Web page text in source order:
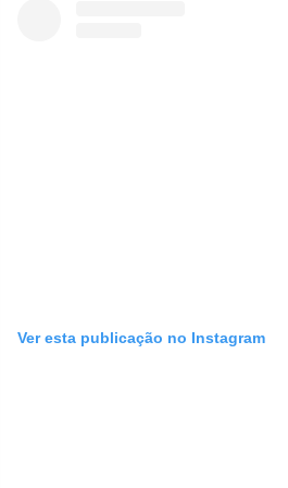
Ver esta publicação no Instagram